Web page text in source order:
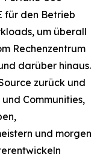
für den Betrieb
um überall
Rechenzentrum
darüber hinaus.
zurück und
Communities,
und morgen